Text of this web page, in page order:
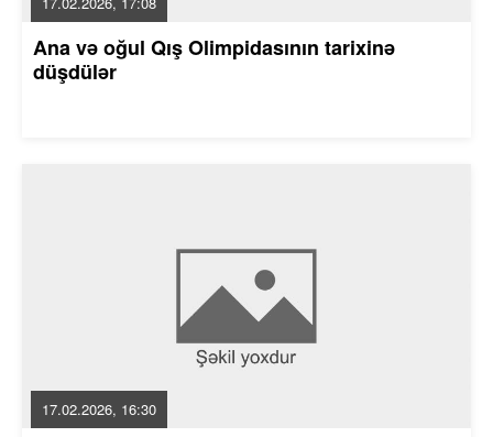
Ana və oğul Qış Olimpidasının tarixinə
düşdülər
17.02.2026, 16:30